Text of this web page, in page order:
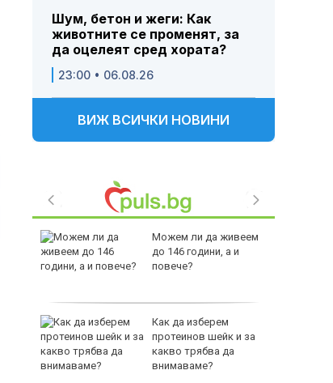
Шум, бетон и жеги: Как
животните се променят, за
да оцелеят сред хората?
23:00 • 06.08.26
ВИЖ ВСИЧКИ НОВИНИ
Можем ли да живеем
до 146 години, а и
повече?
Как да изберем
протеинов шейк и за
какво трябва да
внимаваме?